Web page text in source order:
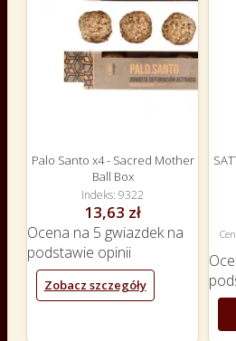
Palo Santo x4 - Sacred Mother
Ball Box
Indeks 9322
13,63 zł
Ocena na 5 gwiazdek na
podstawie opinii
Zobacz szczegóły